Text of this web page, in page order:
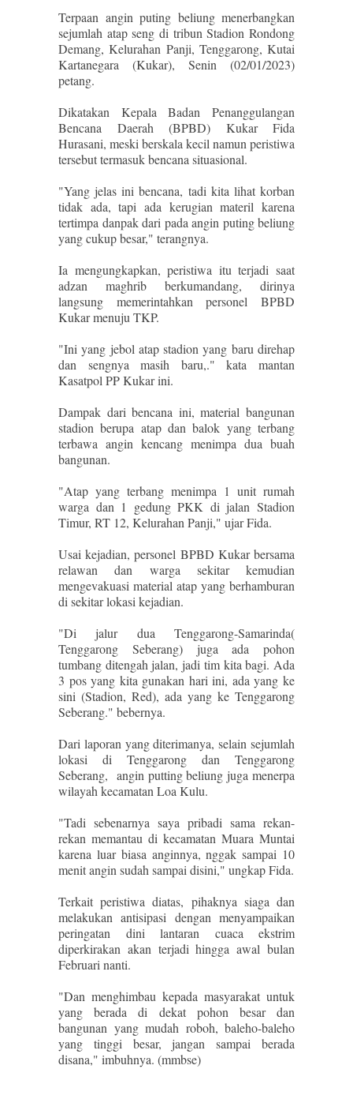
Terpaan angin puting beliung menerbangkan
sejumlah atap seng di tribun Stadion Rondong
Demang, Kelurahan Panji, Tenggarong, Kutai
Kartanegara (Kukar), Senin (02/01/2023)
petang.
Dikatakan Kepala Badan Penanggulangan
Bencana Daerah (BPBD) Kukar Fida
Hurasani, meski berskala kecil namun peristiwa
tersebut termasuk bencana situasional.
"Yang jelas ini bencana, tadi kita lihat korban
tidak ada, tapi ada kerugian materil karena
tertimpa danpak dari pada angin puting beliung
yang cukup besar," terangnya.
Ia mengungkapkan, peristiwa itu terjadi saat
adzan maghrib berkumandang, dirinya
langsung memerintahkan personel BPBD
Kukar menuju TKP.
"Ini yang jebol atap stadion yang baru direhap
dan sengnya masih baru,." kata mantan
Kasatpol PP Kukar ini.
Dampak dari bencana ini, material bangunan
stadion berupa atap dan balok yang terbang
terbawa angin kencang menimpa dua buah
bangunan.
"Atap yang terbang menimpa 1 unit rumah
warga dan 1 gedung PKK di jalan Stadion
Timur, RT 12, Kelurahan Panji," ujar Fida.
Usai kejadian, personel BPBD Kukar bersama
relawan dan warga sekitar kemudian
mengevakuasi material atap yang berhamburan
di sekitar lokasi kejadian.
"Di jalur dua Tenggarong-Samarinda(
Tenggarong Seberang) juga ada pohon
tumbang ditengah jalan, jadi tim kita bagi. Ada
3 pos yang kita gunakan hari ini, ada yang ke
sini (Stadion, Red), ada yang ke Tenggarong
Seberang." bebernya.
Dari laporan yang diterimanya, selain sejumlah
lokasi di Tenggarong dan Tenggarong
Seberang, angin putting beliung juga menerpa
wilayah kecamatan Loa Kulu.
"Tadi sebenarnya saya pribadi sama rekan-
rekan memantau di kecamatan Muara Muntai
karena luar biasa anginnya, nggak sampai 10
menit angin sudah sampai disini," ungkap Fida.
Terkait peristiwa diatas, pihaknya siaga dan
melakukan antisipasi dengan menyampaikan
peringatan dini lantaran cuaca ekstrim
diperkirakan akan terjadi hingga awal bulan
Februari nanti.
"Dan menghimbau kepada masyarakat untuk
yang berada di dekat pohon besar dan
bangunan yang mudah roboh, baleho-baleho
yang tinggi besar, jangan sampai berada
disana," imbuhnya. (mmbse)